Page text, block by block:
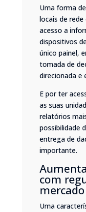
Uma forma
locais de
acesso a
dispositivos
único painel,
tomada de
direcionada e
E por ter
as suas
relatórios
possibilidade
entrega de
importante.
com
mercado
Uma